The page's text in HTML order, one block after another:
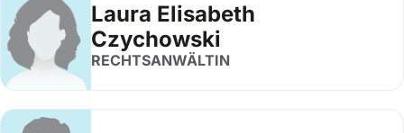
Laura Elisabeth
Czychowski
RECHTSANWÄLTIN